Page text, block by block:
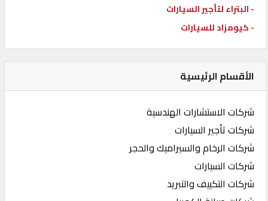
- البتراء لتأجير السيارات
- كيومزاد للسيارات
الأقسام الرئيسية
شركات الاستشارات الهندسية
شركات تأجير السيارات
شركات الرخام والسيراميك والحجر
شركات السيارات
شركات التكييف والتبريد